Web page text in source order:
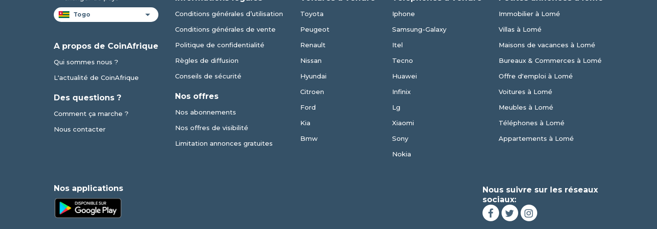
A propos de CoinAfrique
Qui sommes nous ?
L'actualité de CoinAfrique
Des questions ?
Comment ça marche ?
Nous contacter
Conditions générales d’utilisation
Conditions générales de vente
Politique de confidentialité
Règles de diffusion
Conseils de sécurité
Nos offres
Nos abonnements
Nos offres de visibilité
Limitation annonces gratuites
Toyota
Peugeot
Renault
Nissan
Hyundai
Citroen
Ford
Kia
Bmw
Iphone
Samsung-Galaxy
Itel
Tecno
Huawei
Infinix
Lg
Xiaomi
Sony
Nokia
Immobilier à Lomé
Villas à Lomé
Maisons de vacances à Lomé
Bureaux & Commerces à Lomé
Offre d'emploi à Lomé
Voitures à Lomé
Meubles à Lomé
Téléphones à Lomé
Appartements à Lomé
Nos applications
Nous suivre sur les réseaux
sociaux: